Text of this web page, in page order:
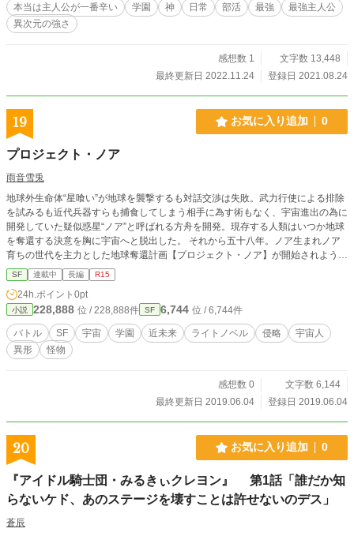
本当は主人公が一番辛い 学園 神 日常 部活 最強
最強主人公
異次元の強さ
感想数 1
文字数 13,448
最終更新日 2022.11.24
登録日 2021.08.24
19 お気に入り追加 0
プロジェクト・ノア
雨音雪兎
地球外生命体“星喰い”が地球を襲撃するも対話交渉は失敗。武力行使による排除
を試みるも近代兵器すらも捕食してしまう相手に為す術もなく、宇宙進出の為に
開発していた疑似惑星“ノア”と呼ばれる方舟を開発。現存する人類はいつか地球
を奪還する決意を胸に宇宙へと脱出した。 それから五十八年。ノア生まれノア
育ちの世代を主力とした地球奪還計画【プロジェクト・ノア】が開始されようと
していた。
SF 連載中 長編 R15
24h.ポイント 0pt
小説 228,888 位 / 228,888件 SF 6,744 位 / 6,744件
バトル SF 宇宙 学園 近未来 ライトノベル 侵略
宇宙人
異形
怪物
感想数 0
文字数 6,144
最終更新日 2019.06.04
登録日 2019.06.04
20 お気に入り追加 0
『アイドル騎士団・みるきぃクレヨン』 第1話「誰だか知
らないケド、あのステージを壊すことは許せないのデス」
蒼辰